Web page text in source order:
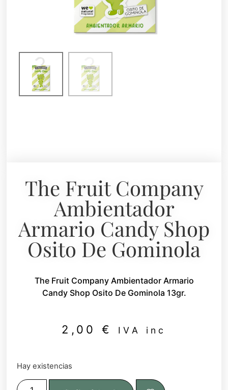
The Fruit Company
Ambientador
Armario Candy Shop
Osito De Gominola
The Fruit Company Ambientador Armario
Candy Shop Osito De Gominola 13gr.
2,00€ IVA inc
Hay existencias